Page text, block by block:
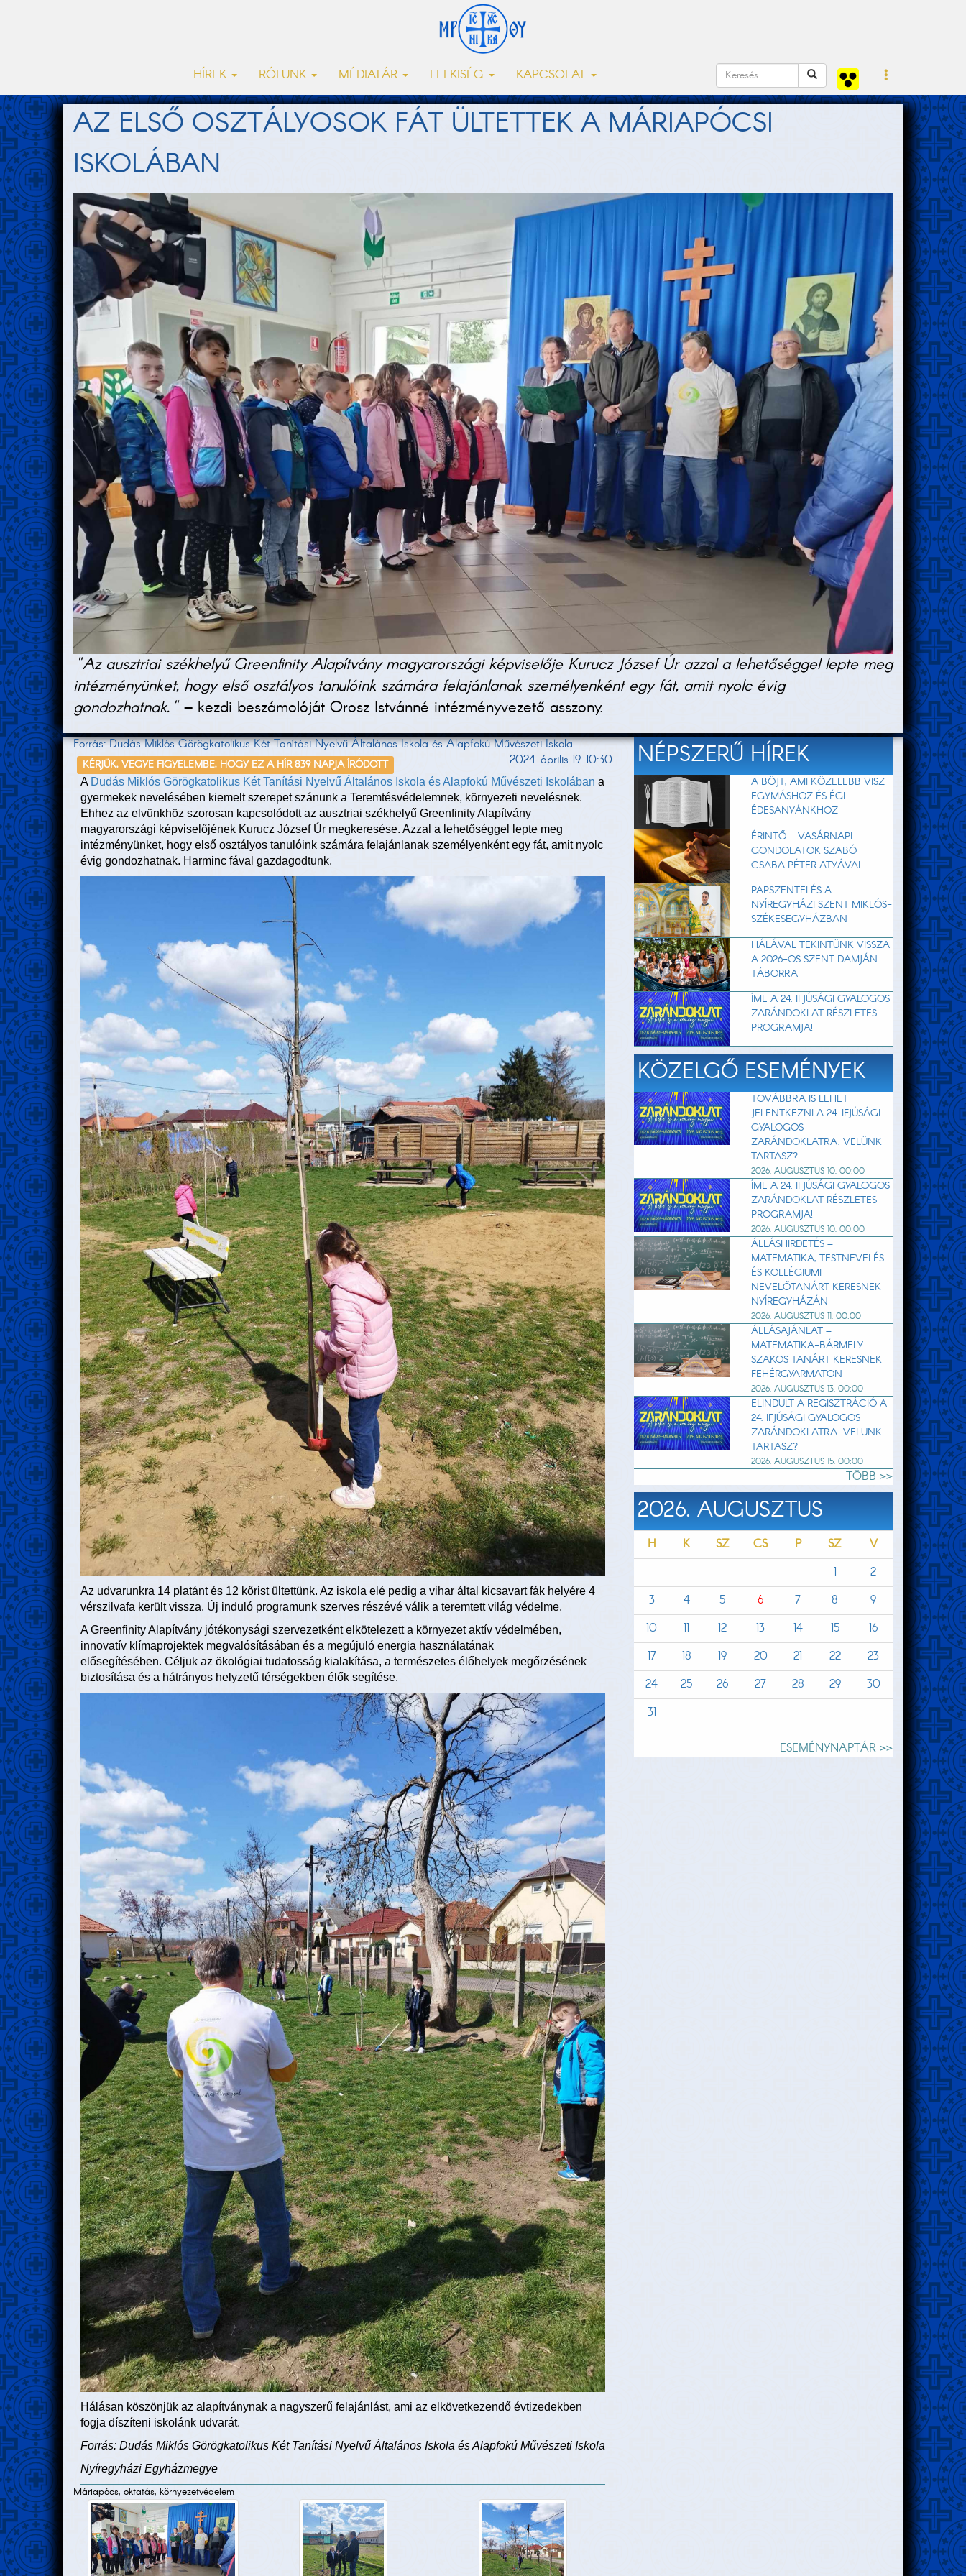
HÍREK RÓLUNK MÉDIATÁR LELKISÉG KAPCSOLAT
AZ ELSŐ OSZTÁLYOSOK FÁT ÜLTETTEK A MÁRIAPÓCSI
ISKOLÁBAN
"Az ausztriai székhelyű Greenfinity Alapítvány magyarországi képviselője Kurucz József Úr azzal a lehetőséggel lepte meg
intézményünket, hogy első osztályos tanulóink számára felajánlanak személyenként egy fát, amit nyolc évig
gondozhatnak."– kezdi beszámolóját Orosz Istvánné intézményvezető asszony.
Forrás: Dudás Miklós Görögkatolikus Két Tanítási Nyelvű Általános Iskola és Alapfokú Művészeti Iskola
2024. április 19. 10:30
KÉRJÜK, VEGYE FIGYELEMBE, HOGY EZ A HÍR 839 NAPJA ÍRÓDOTT
A Dudás Miklós Görögkatolikus Két Tanítási Nyelvű Általános Iskola és Alapfokú Művészeti Iskolában a
gyermekek nevelésében kiemelt szerepet szánunk a Teremtésvédelemnek, környezeti nevelésnek.
Ehhez az elvünkhöz szorosan kapcsolódott az ausztriai székhelyű Greenfinity Alapítvány
magyarországi képviselőjének Kurucz József Úr megkeresése. Azzal a lehetőséggel lepte meg
intézményünket, hogy első osztályos tanulóink számára felajánlanak személyenként egy fát, amit nyolc
évig gondozhatnak. Harminc fával gazdagodtunk.
Az udvarunkra 14 platánt és 12 kőrist ültettünk. Az iskola elé pedig a vihar által kicsavart fák helyére 4
vérszilvafa került vissza. Új induló programunk szerves részévé válik a teremtett világ védelme.
A Greenfinity Alapítvány jótékonysági szervezetként elkötelezett a környezet aktív védelmében,
innovatív klímaprojektek megvalósításában és a megújuló energia használatának
elősegítésében. Céljuk az ökológiai tudatosság kialakítása, a természetes élőhelyek megőrzésének
biztosítása és a hátrányos helyzetű térségekben élők segítése.
Hálásan köszönjük az alapítványnak a nagyszerű felajánlást, ami az elkövetkezendő évtizedekben
fogja díszíteni iskolánk udvarát.
Forrás: Dudás Miklós Görögkatolikus Két Tanítási Nyelvű Általános Iskola és Alapfokú Művészeti Iskola
Nyíregyházi Egyházmegye
Máriapócs, oktatás, környezetvédelem
NÉPSZERŰ HÍREK
A BÖJT, AMI KÖZELEBB VISZ
EGYMÁSHOZ ÉS ÉGI
ÉDESANYÁNKHOZ
ÉRINTŐ – VASÁRNAPI
GONDOLATOK SZABÓ
CSABA PÉTER ATYÁVAL
PAPSZENTELÉS A
NYÍREGYHÁZI SZENT MIKLÓS-
SZÉKESEGYHÁZBAN
HÁLÁVAL TEKINTÜNK VISSZA
A 2026-OS SZENT DAMJÁN
TÁBORRA
ÍME A 24. IFJÚSÁGI GYALOGOS
ZARÁNDOKLAT RÉSZLETES
PROGRAMJA!
KÖZELGŐ ESEMÉNYEK
TOVÁBBRA IS LEHET
JELENTKEZNI A 24. IFJÚSÁGI
GYALOGOS
ZARÁNDOKLATRA. VELÜNK
TARTASZ?
2026. AUGUSZTUS 10. 00:00
ÍME A 24. IFJÚSÁGI GYALOGOS
ZARÁNDOKLAT RÉSZLETES
PROGRAMJA!
2026. AUGUSZTUS 10. 00:00
ÁLLÁSHIRDETÉS –
MATEMATIKA, TESTNEVELÉS
ÉS KOLLÉGIUMI
NEVELŐTANÁRT KERESNEK
NYÍREGYHÁZÁN
2026. AUGUSZTUS 11. 00:00
ÁLLÁSAJÁNLAT –
MATEMATIKA-BÁRMELY
SZAKOS TANÁRT KERESNEK
FEHÉRGYARMATON
2026. AUGUSZTUS 13. 00:00
ELINDULT A REGISZTRÁCIÓ A
24. IFJÚSÁGI GYALOGOS
ZARÁNDOKLATRA. VELÜNK
TARTASZ?
2026. AUGUSZTUS 15. 00:00
TÖBB >>
2026. AUGUSZTUS
H K SZ CS P SZ
V
1
2
3
4 5 6 7 8
9
10
11 12 13 14 15
16
17
18 19 20 21 22
23
24
25 26 27 28 29
30
31
ESEMÉNYNAPTÁR >>